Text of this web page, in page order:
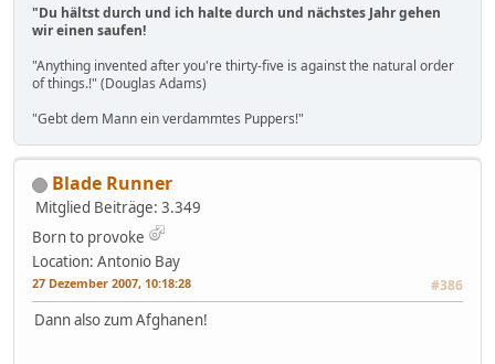
"Du hältst durch und ich halte durch und nächstes Jahr gehen
wir einen saufen!
"Anything invented after you're thirty-five is against the natural order
of things.!" (Douglas Adams)
"Gebt dem Mann ein verdammtes Puppers!"
Blade Runner
Mitglied Beiträge: 3.349
Born to provoke
Location: Antonio Bay
27 Dezember 2007, 10:18:28 #386
Dann also zum Afghanen!